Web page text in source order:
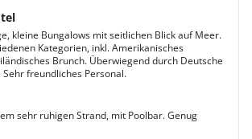
kleine Bungalows mit seitlichen Blick auf Meer.
Kategorien, inkl. Amerikanisches
Brunch. Überwiegend durch Deutsche
freundliches Personal.
sehr ruhigen Strand, mit Poolbar. Genug